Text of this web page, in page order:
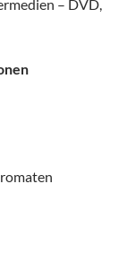
– DVD,